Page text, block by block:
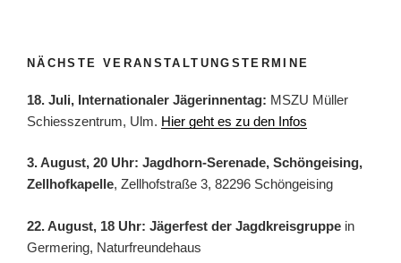
NÄCHSTE VERANSTALTUNGSTERMINE
18. Juli, Internationaler Jägerinnentag: MSZU Müller
Schiesszentrum, Ulm. Hier geht es zu den Infos
3. August, 20 Uhr: Jagdhorn-Serenade, Schöngeising,
Zellhofkapelle, Zellhofstraße 3, 82296 Schöngeising
22. August, 18 Uhr: Jägerfest der Jagdkreisgruppe in
Germering, Naturfreundehaus